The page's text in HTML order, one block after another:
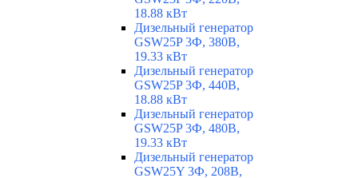
18.88 кВт
Дизельный генератор
GSW25P 3Ф, 380В,
19.33 кВт
Дизельный генератор
GSW25P 3Ф, 440В,
18.88 кВт
Дизельный генератор
GSW25P 3Ф, 480В,
19.33 кВт
Дизельный генератор
GSW25Y 3Ф, 208В,